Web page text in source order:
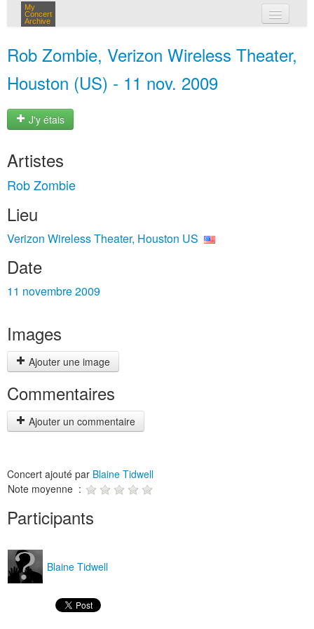
My
Concert
Archive
Rob Zombie, Verizon Wireless Theater,
Houston (US) - 11 nov. 2009
J'y étais
Artistes
Rob Zombie
Lieu
Verizon Wireless Theater, Houston US
Date
11 novembre 2009
Images
Ajouter une image
Commentaires
Ajouter un commentaire
Concert ajouté par Blaine Tidwell
Note moyenne :
Participants
Blaine Tidwell